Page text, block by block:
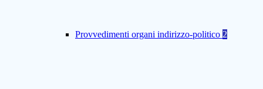
Provvedimenti organi indirizzo-politico 2